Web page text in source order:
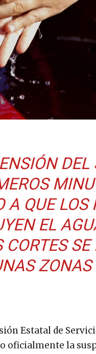
A QUE LOS
EL
Estatal de
oficialmente la